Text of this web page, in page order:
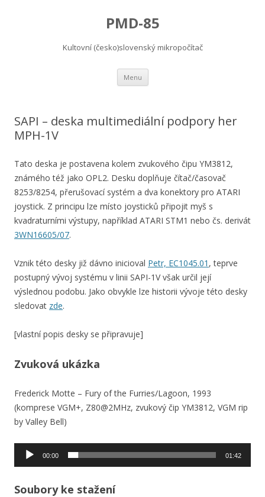
PMD-85
Kultovní (česko)slovenský mikropočítač
Menu Přejít
obsahu
SAPI – deska multimediální podpory her
MPH-1V
Tato deska je postavena kolem zvukového čipu YM3812,
známého též jako OPL2. Desku doplňuje čítač/časovač
8253/8254, přerušovací systém a dva konektory pro ATARI
joystick. Z principu lze místo joysticků připojit myš s
kvadraturními výstupy, například ATARI STM1 nebo čs. derivát
3WN16605/07.
Vznik této desky již dávno inicioval Petr, EC1045.01 , teprve
postupný vývoj systému v linii SAPI-1V však určil její
výslednou podobu. Jako obvykle lze historii vývoje této desky
sledovat zde.
[vlastní popis desky se připravuje]
Zvuková ukázka
Frederick Motte – Fury of the Furries/Lagoon, 1993
(komprese VGM+, Z80@2MHz, zvukový čip YM3812, VGM rip
by Valley Bell)
Audio
00:00 01:42
Soubory ke stažení